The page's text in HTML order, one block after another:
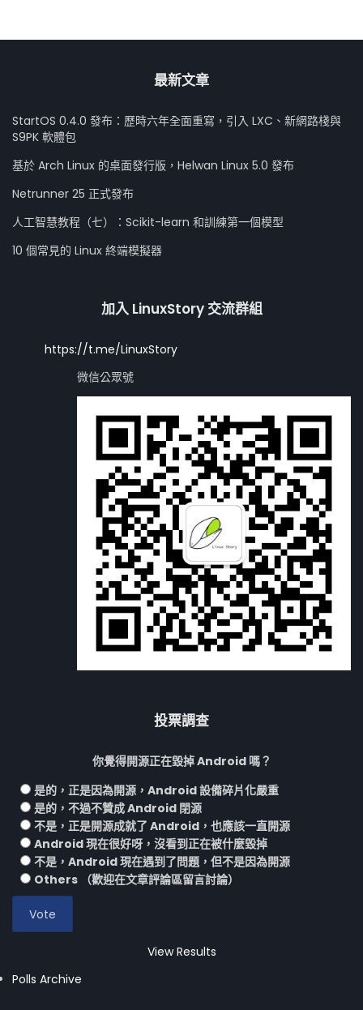
最新文章
StartOS 0.4.0 發布：歷時六年全面重寫，引入 LXC、新網路棧與
S9PK 軟體包
基於 Arch Linux 的桌面發行版，Helwan Linux 5.0 發布
Netrunner 25 正式發布
人工智慧教程（七）：Scikit-learn 和訓練第一個模型
10 個常見的 Linux 終端模擬器
加入 LinuxStory 交流群組
https://t.me/LinuxStory
微信公眾號
投票調查
你覺得開源正在毀掉 Android 嗎？
是的，正是因為開源，Android 設備碎片化嚴重
是的，不過不贊成 Android 閉源
不是，正是開源成就了 Android，也應該一直開源
Android 現在很好呀，沒看到正在被什麼毀掉
不是，Android 現在遇到了問題，但不是因為開源
Others （歡迎在文章評論區留言討論）
View Results
Polls Archive